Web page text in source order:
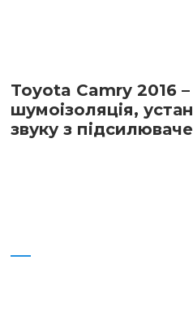
Toyota Camry 2016
шумоізоляція,
звуку з